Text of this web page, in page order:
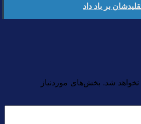
بر باد داد
شد. بخش‌های موردنیاز